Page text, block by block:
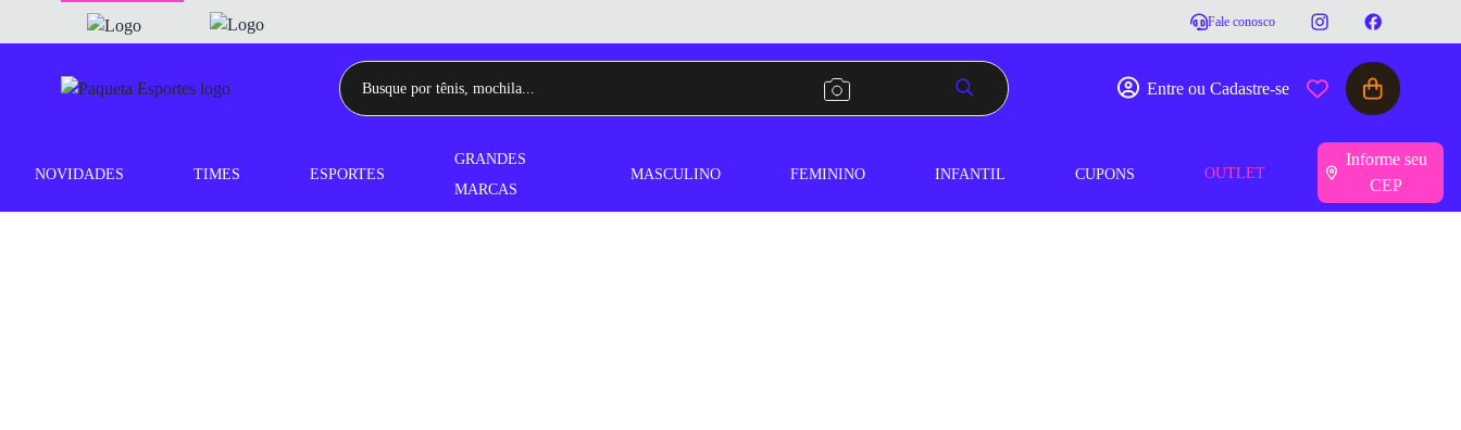
Fale conosco
Entre ou Cadastre-se
NOVIDADES TIMES ESPORTES
GRANDES
MARCAS
MASCULINO FEMININO INFANTIL CUPONS OUTLET
Informe seu
CEP